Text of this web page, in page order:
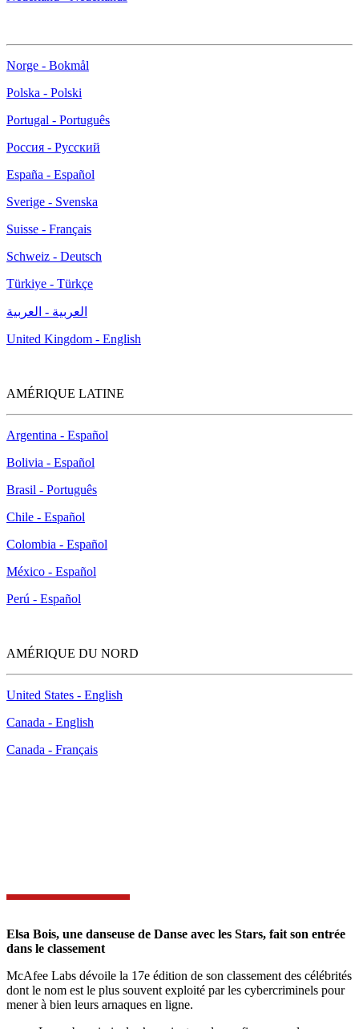
Norge - Bokmål
Polska - Polski
Portugal - Português
Россия - Русский
España - Español
Sverige - Svenska
Suisse - Français
Schweiz - Deutsch
Türkiye - Türkçe
العربية - العربية
United Kingdom - English
AMÉRIQUE LATINE
Argentina - Español
Bolivia - Español
Brasil - Português
Chile - Español
Colombia - Español
México - Español
Perú - Español
AMÉRIQUE DU NORD
United States - English
Canada - English
Canada - Français
Elsa Bois, une danseuse de Danse avec les Stars, fait son entrée
dans le classement
McAfee Labs dévoile la 17e édition de son classement des célébrités
dont le nom est le plus souvent exploité par les cybercriminels pour
mener à bien leurs arnaques en ligne.